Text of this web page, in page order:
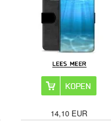
14,10EUR